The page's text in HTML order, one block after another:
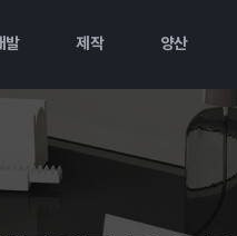
발 제작 양산